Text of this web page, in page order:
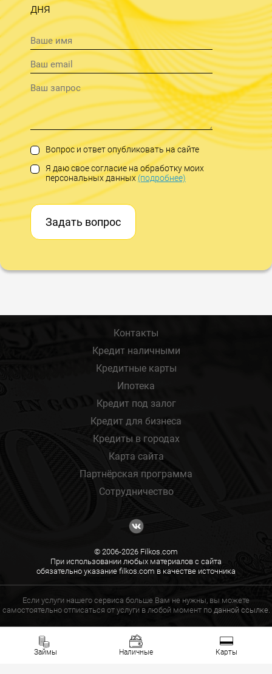
дня
Вопрос и ответ опубликовать на сайте
Я даю свое согласие на обработку моих
персональных данных(подробнее)
Задать вопрос
Займы Наличные Карты
Контакты
Кредит наличными
Кредитные карты
Ипотека
Кредит под залог
Кредит для бизнеса
Кредиты в городах
Карта сайта
Партнёрская программа
Сотрудничество
© 2006-2026 Filkos.com
При использовании любых материалов с сайта
обязательно указание filkos.com в качестве источника
Если услуги нашего сервиса больше Вам не нужны, вы можете
самостоятельно отписаться от услуги в любой момент по данной ссылке.